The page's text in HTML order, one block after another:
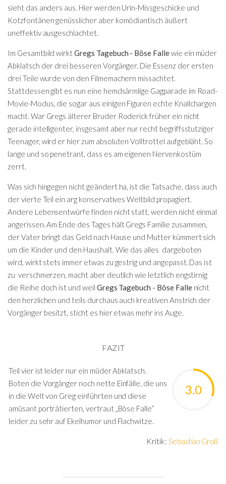
sieht das anders aus. Hier werden Urin-Missgeschicke und
Kotzfontänen genüsslicher aber komödiantisch äußert
uneffektiv ausgeschlachtet.
Im Gesamtbild wirktGregs Tagebuch - Böse Fallewie ein müder
Abklatsch der drei besseren Vorgänger. Die Essenz der ersten
drei Teile wurde von den Filmemachern missachtet.
Stattdessen gibt es nun eine hemdsärmlige Gagparade im Road-
Movie-Modus, die sogar aus einigen Figuren echte Knallchargen
macht. War Gregs älterer Bruder Roderick früher ein nicht
gerade intelligenter, insgesamt aber nur recht begriffsstutziger
Teenager, wird er hier zum absoluten Volltrottel aufgebläht. So
lange und so penetrant, dass es am eigenen Nervenkostüm
zerrt.
Was sich hingegen nicht geändert ha, ist die Tatsache, dass auch
der vierte Teil ein arg konservatives Weltbild propagiert.
Andere Lebensentwürfe finden nicht statt, werden nicht einmal
angerissen. Am Ende des Tages hält Gregs Familie zusammen,
der Vater bringt das Geld nach Hause und Mutter kümmert sich
um die Kinder und den Haushalt. Wie das alles dargeboten
wird, wirkt stets immer etwas zu gestrig und angepasst. Das ist
zu verschmerzen, macht aber deutlich wie letztlich engstirnig
die Reihe doch ist und weil Gregs Tagebuch - Böse Fallenicht
den herzlichen und teils durchaus auch kreativen Anstrich der
Vorgänger besitzt, sticht es hier etwas mehr ins Auge.
FAZIT
3.0
Teil vier ist leider nur ein müder Abklatsch.
Boten die Vorgänger noch nette Einfälle, die uns
in die Welt von Greg einführten und diese
amüsant porträtierten, vertraut „Böse Falle“
leider zu sehr auf Ekelhumor und Flachwitze.
Kritik: Sebastian Groß